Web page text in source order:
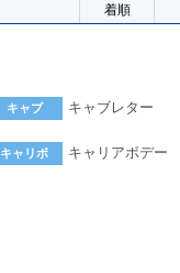
着順
キャブ キャブレター
キャリボ キャリアボデー